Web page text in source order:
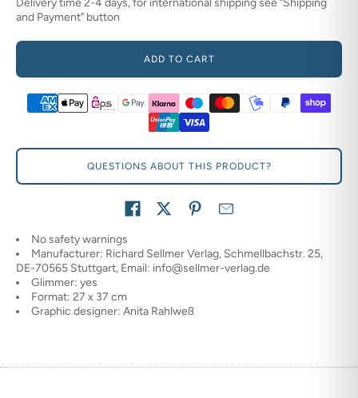
and Payment" button
ADD TO CART
QUESTIONS ABOUT THIS PRODUCT?
No safety warnings
Manufacturer: Richard Sellmer Verlag, Schmellbachstr. 25,
DE-70565 Stuttgart, Email: info@sellmer-verlag.de
Glimmer: yes
Format: 27 x 37 cm
Graphic designer: Anita Rahlweß